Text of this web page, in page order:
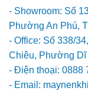
- Showroom: Số
Phường An Phú,
- Office: Số 338/
Chiêu, Phường Dĩ
- Điện thoại: 0888
- Email: